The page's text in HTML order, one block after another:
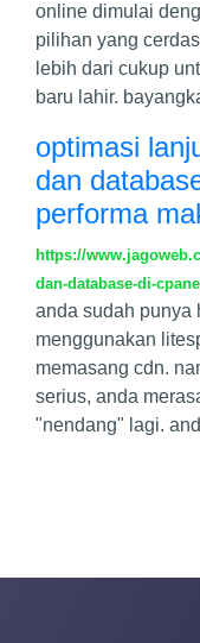
online dimulai
pilihan yang
lebih dari cukup
baru lahir.
optimasi
dan
performa
https://
dan-database-di-
anda sudah punya
menggunakan
memasang cdn.
serius, anda
"nendang" lagi.